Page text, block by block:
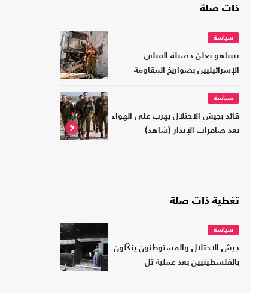
ذات صلة
سياسة
نتنياهو يعلن حصيلة القتلى
الإسرائيليين بصواريخ المقاومة
سياسة
قائد بجيش الاحتلال يهرب على الهواء
بعد صافرات الإنذار (شاهد)
تغطية ذات صلة
سياسة
جيش الاحتلال والمستوطنون ينكّلون
بالفلسطينيين بعد عملية تل